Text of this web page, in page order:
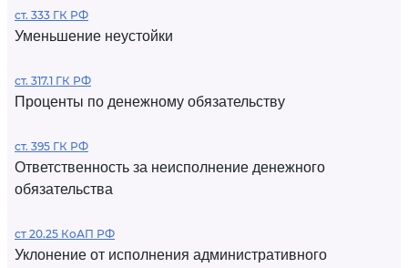
ст. 333 ГК РФ
Уменьшение неустойки
ст. 317.1 ГК РФ
Проценты по денежному обязательству
ст. 395 ГК РФ
Ответственность за неисполнение денежного
обязательства
ст 20.25 КоАП РФ
Уклонение от исполнения административного